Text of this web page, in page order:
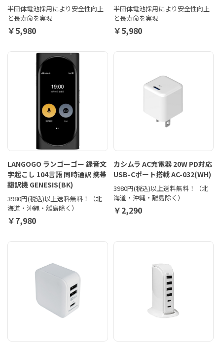
半固体電池採用により安全性向上
と長寿命を実現
￥5,980
半固体電池採用により安全性向上
と長寿命を実現
￥5,980
LANGOGO ランゴーゴー 録音文
字起こし 104言語 同時通訳 携帯
翻訳機 GENESIS(BK)
3980円(税込)以上送料無料！（北
海道・沖縄・離島除く）
￥7,980
カシムラ AC充電器 20W PD対応
USB-Cポート搭載 AC-032(WH)
3980円(税込)以上送料無料！（北
海道・沖縄・離島除く）
￥2,290